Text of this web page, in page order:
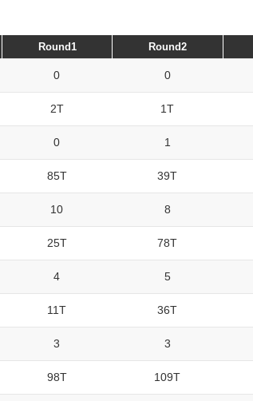
Round1 Round2
0 0
2T 1T
0 1
85T 39T
10 8
25T 78T
4 5
11T 36T
3 3
98T 109T